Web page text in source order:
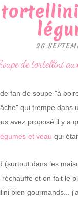
26
fan de soupe "à
qui trempe dans
avez proposé il y a
et veau qui
(surtout dans les
et on fait le
bien gourmands...